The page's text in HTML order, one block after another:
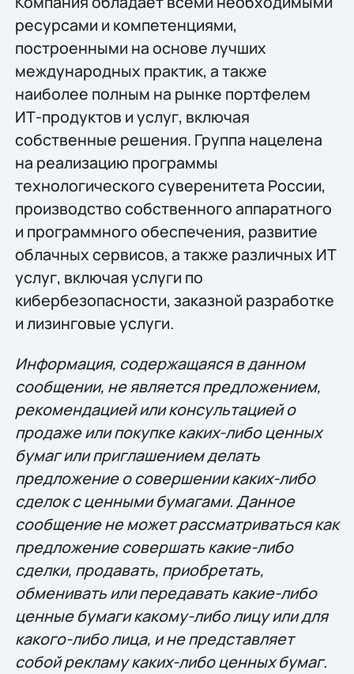
ресурсами и компетенциями,
построенными на основе лучших
международных практик, а также
наиболее полным на рынке портфелем
ИТ-продуктов и услуг, включая
собственные решения. Группа нацелена
на реализацию программы
технологического суверенитета России,
производство собственного аппаратного
и программного обеспечения, развитие
облачных сервисов, а также различных ИТ
услуг, включая услуги по
кибербезопасности, заказной разработке
и лизинговые услуги.
Информация, содержащаяся в данном
сообщении, не является предложением,
рекомендацией или консультацией о
продаже или покупке каких-либо ценных
бумаг или приглашением делать
предложение о совершении каких-либо
сделок с ценными бумагами. Данное
сообщение не может рассматриваться как
предложение совершать какие-либо
сделки, продавать, приобретать,
обменивать или передавать какие-либо
ценные бумаги какому-либо лицу или для
какого-либо лица, и не представляет
собой рекламу каких-либо ценных бумаг.